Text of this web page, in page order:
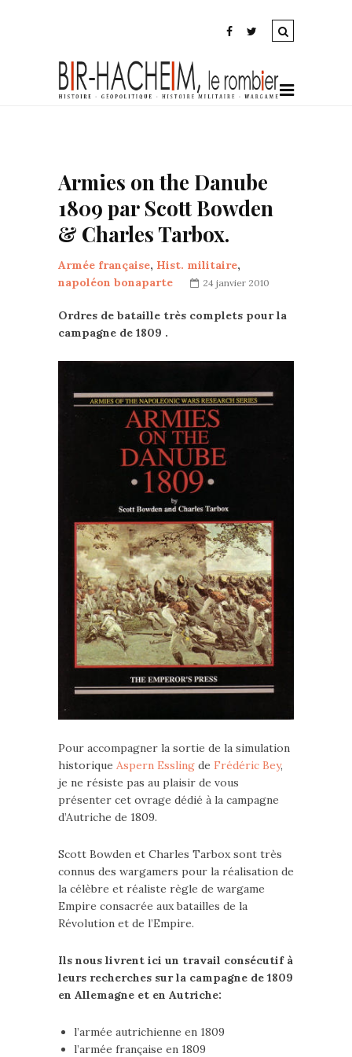
Armies on the Danube
1809 par Scott Bowden
& Charles Tarbox.
Armée française, Hist. militaire,
napoléon bonaparte
24 janvier 2010
Ordres de bataille très complets pour la
campagne de 1809 .
Pour accompagner la sortie de la simulation
historique Aspern Essling de Frédéric Bey,
je ne résiste pas au plaisir de vous
présenter cet ovrage dédié à la campagne
d’Autriche de 1809.
Scott Bowden et Charles Tarbox sont très
connus des wargamers pour la réalisation de
la célèbre et réaliste règle de wargame
Empire consacrée aux batailles de la
Révolution et de l’Empire.
Ils nous livrent ici un travail consécutif à
leurs recherches sur la campagne de 1809
en Allemagne et en Autriche:
l’armée autrichienne en 1809
l’armée française en 1809